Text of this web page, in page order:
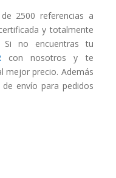
2500 referencias a
y totalmente
Si no encuentras tu
con nosotros y te
mejor precio. Además
envío para pedidos